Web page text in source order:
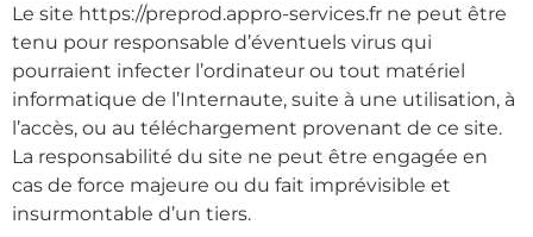
Le site https://preprod.appro-services.fr ne peut être
tenu pour responsable d’éventuels virus qui
pourraient infecter l’ordinateur ou tout matériel
informatique de l’Internaute, suite à une utilisation, à
l’accès, ou au téléchargement provenant de ce site.
La responsabilité du site ne peut être engagée en
cas de force majeure ou du fait imprévisible et
insurmontable d’un tiers.